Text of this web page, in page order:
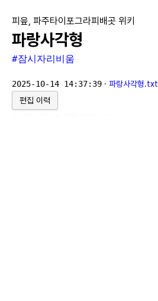
피읖, 파주타이포그라피배곳 위키
파랑사각형
#잠시자리비움
2025-10-14 14:37:39 · 파랑사각형.txt
편집 이력